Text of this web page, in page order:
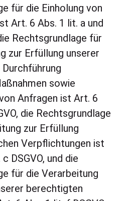
für die Einholung von
Art. 6 Abs. 1 lit. a und
Rechtsgrundlage für
zur Erfüllung unserer
sowie
Anfragen ist Art. 6
die Rechtsgrundlage
zur Erfüllung
Verpflichtungen ist
DSGVO, und die
für die Verarbeitung
berechtigten